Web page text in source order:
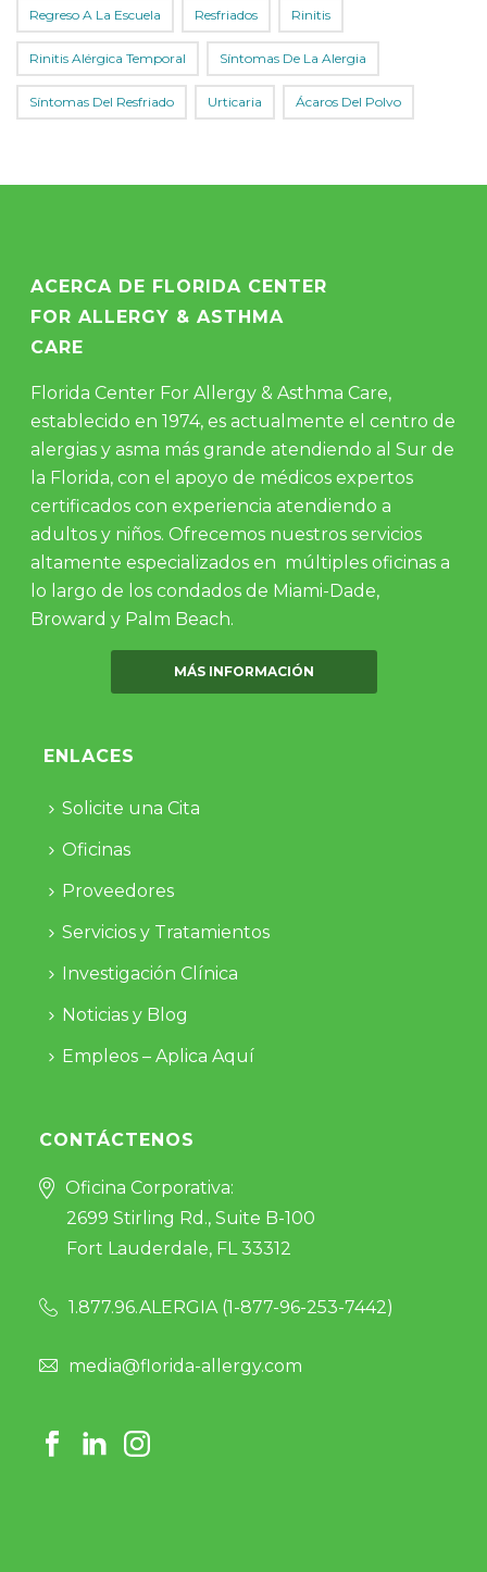
Regreso A La Escuela Resfriados Rinitis
Rinitis Alérgica Temporal Síntomas De La Alergia
Síntomas Del Resfriado Urticaria Ácaros Del Polvo
ACERCA DE FLORIDA CENTER
FOR ALLERGY & ASTHMA
CARE
Florida Center For Allergy & Asthma Care,
establecido en 1974, es actualmente el centro de
alergias y asma más grande atendiendo al Sur de
la Florida, con el apoyo de médicos expertos
certificados con experiencia atendiendo a
adultos y niños. Ofrecemos nuestros servicios
altamente especializados en múltiples oficinas a
lo largo de los condados de Miami-Dade,
Broward y Palm Beach.
MÁS INFORMACIÓN
ENLACES
Solicite una Cita
Oficinas
Proveedores
Servicios y Tratamientos
Investigación Clínica
Noticias y Blog
Empleos – Aplica Aquí
CONTÁCTENOS
Oficina Corporativa:
2699 Stirling Rd., Suite B-100
Fort Lauderdale, FL 33312
1.877.96.ALERGIA (1-877-96-253-7442)
media@florida-allergy.com